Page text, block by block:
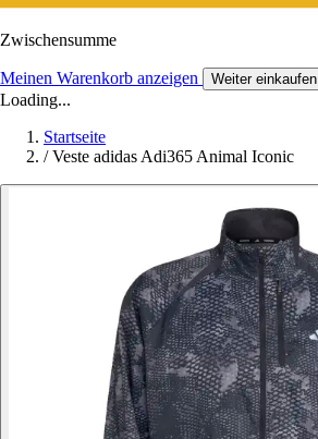
Zwischensumme
Meinen Warenkorb anzeigen Weiter einkaufen
Loading...
Startseite
/ Veste adidas Adi365 Animal Iconic